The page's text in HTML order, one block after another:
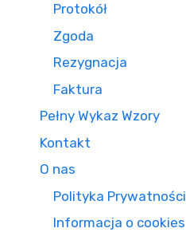
Protokół
Zgoda
Rezygnacja
Faktura
Pełny Wykaz Wzory
Kontakt
O nas
Polityka Prywatności
Informacja o cookies